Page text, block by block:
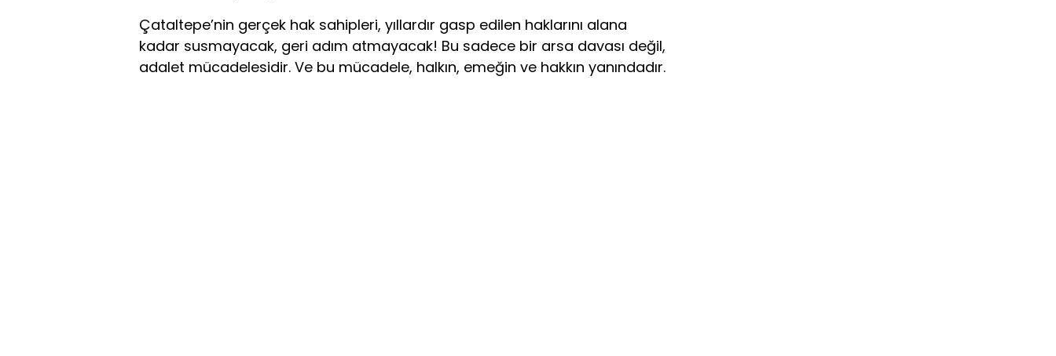
Çataltepe’nin gerçek hak sahipleri, yıllardır gasp edilen haklarını alana
kadar susmayacak, geri adım atmayacak! Bu sadece bir arsa davası değil,
adalet mücadelesidir. Ve bu mücadele, halkın, emeğin ve hakkın yanındadır.